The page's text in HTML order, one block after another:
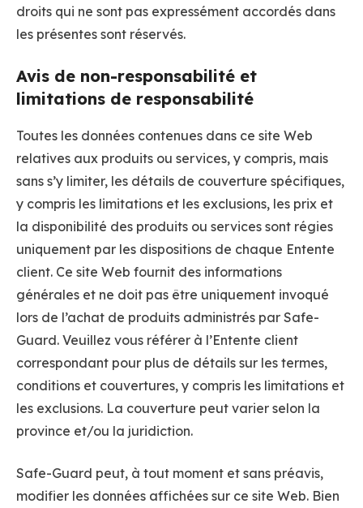
droits qui ne sont pas expressément accordés dans
les présentes sont réservés.
Avis de non-responsabilité et
limitations de responsabilité
Toutes les données contenues dans ce site Web
relatives aux produits ou services, y compris, mais
sans s’y limiter, les détails de couverture spécifiques,
y compris les limitations et les exclusions, les prix et
la disponibilité des produits ou services sont régies
uniquement par les dispositions de chaque Entente
client. Ce site Web fournit des informations
générales et ne doit pas être uniquement invoqué
lors de l’achat de produits administrés par Safe-
Guard. Veuillez vous référer à l’Entente client
correspondant pour plus de détails sur les termes,
conditions et couvertures, y compris les limitations et
les exclusions. La couverture peut varier selon la
province et/ou la juridiction.
Safe-Guard peut, à tout moment et sans préavis,
modifier les données affichées sur ce site Web. Bien